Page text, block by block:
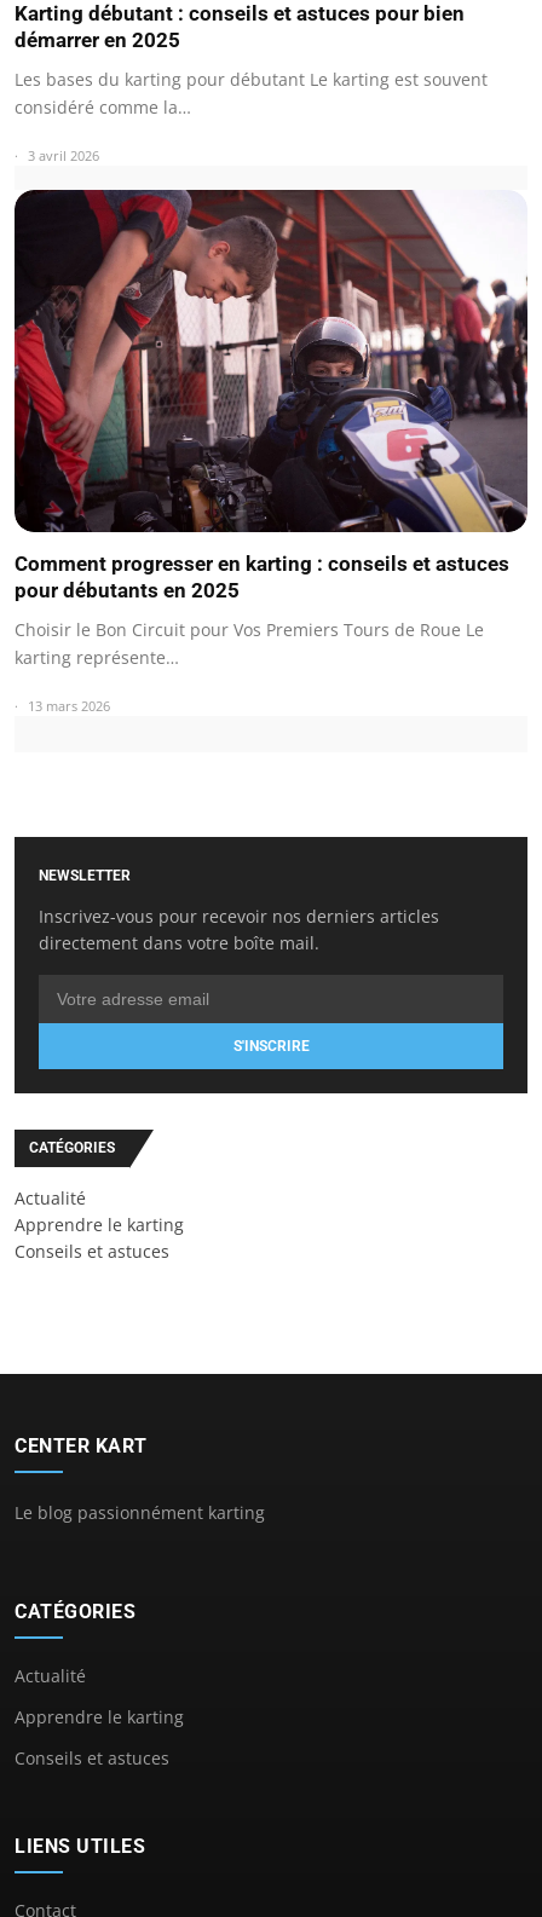
Karting débutant : conseils et astuces pour bien
démarrer en 2025
Les bases du karting pour débutant Le karting est souvent
considéré comme la…
3 avril 2026
Comment progresser en karting : conseils et astuces
pour débutants en 2025
Choisir le Bon Circuit pour Vos Premiers Tours de Roue Le
karting représente…
13 mars 2026
NEWSLETTER
Inscrivez-vous pour recevoir nos derniers articles
directement dans votre boîte mail.
S'INSCRIRE
CATÉGORIES
Actualité
Apprendre le karting
Conseils et astuces
CENTER KART
Le blog passionnément karting
CATÉGORIES
Actualité
Apprendre le karting
Conseils et astuces
LIENS UTILES
Contact